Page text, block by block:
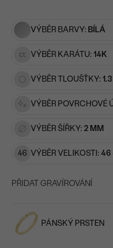
VÝBĚR BARVY: BÍLÁ
VÝBĚR KARÁTU: 14K
VÝBĚR TLOUŠŤKY:
VÝBĚR POVRCHOVÉ
VÝBĚR ŠÍŘKY: 2 MM
46 VÝBĚR VELIKOSTI: 46
PŘIDAT GRAVÍROVÁNÍ
Napište iniciály/text
PÁNSKÝ PRSTEN